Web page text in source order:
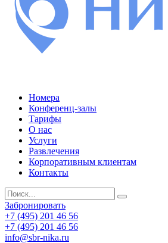
Номера
Конференц-залы
Тарифы
О нас
Услуги
Развлечения
Корпоративным клиентам
Контакты
Забронировать
+7 (495) 201 46 56
+7 (495) 201 46 56
info@sbr-nika.ru